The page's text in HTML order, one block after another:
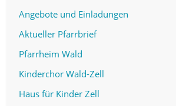
Angebote und Einladungen
Aktueller Pfarrbrief
Pfarrheim Wald
Kinderchor Wald-Zell
Haus für Kinder Zell